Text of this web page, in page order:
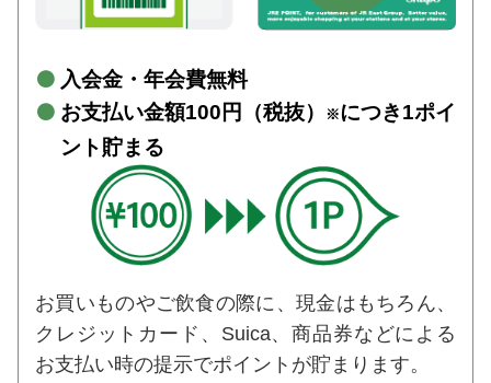
入会金・年会費無料
お支払い金額100円（税抜）
※につき1ポイ
ント貯まる
お買いものやご飲食の際に、現金はもちろん、
クレジットカード、Suica、商品券などによる
お支払い時の提示でポイントが貯まります。